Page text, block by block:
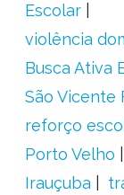
Escolar
violência
Busca Ativa
São Vicente
reforço
Porto Velho
Irauçuba